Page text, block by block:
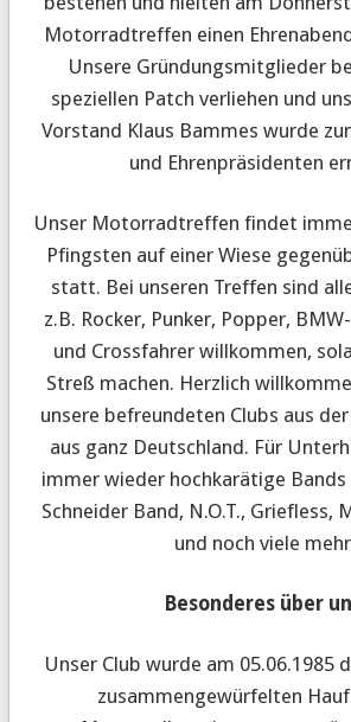
Motorradtreffen einen
Unsere Gründungsmitglieder
speziellen Patch verliehen und
Vorstand Klaus Bammes wurde
und Ehrenpräsidenten
Unser Motorradtreffen findet
Pfingsten auf einer Wiese
statt. Bei unseren Treffen sind
z.B. Rocker, Punker, Popper,
und Crossfahrer willkommen,
Streß machen. Herzlich
unsere befreundeten Clubs aus
aus ganz Deutschland. Für
immer wieder hochkarätige Bands
Schneider Band, N.O.T., Griefless,
und noch viele
Besonderes über
Unser Club wurde am 05.06.1985
zusammengewürfelten